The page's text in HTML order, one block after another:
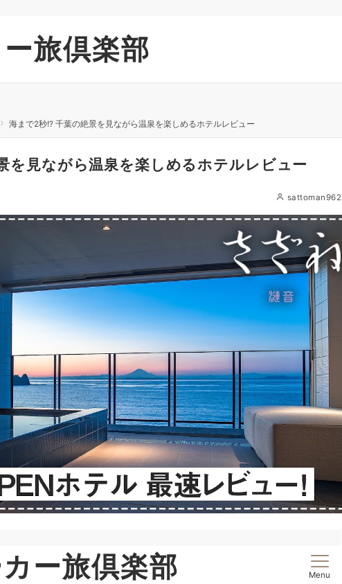
旅倶楽部
海まで2秒!? 千葉の絶景を見ながら温泉を楽しめるホテルレビュー
を見ながら温泉を楽しめるホテルレビュー
sattoman962